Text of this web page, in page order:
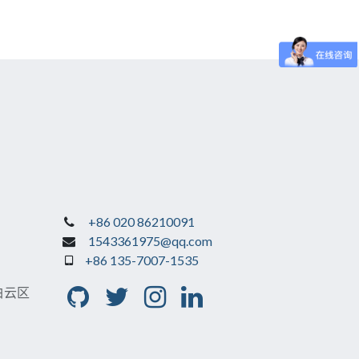
云区
+86 020 86210091
1543361975@qq.com
+86 135-7007-1535